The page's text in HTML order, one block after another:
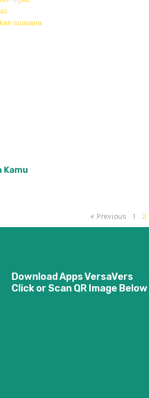
Kamu
« Previous 1 2
Download Apps VersaVers
Click or Scan QR Image Below